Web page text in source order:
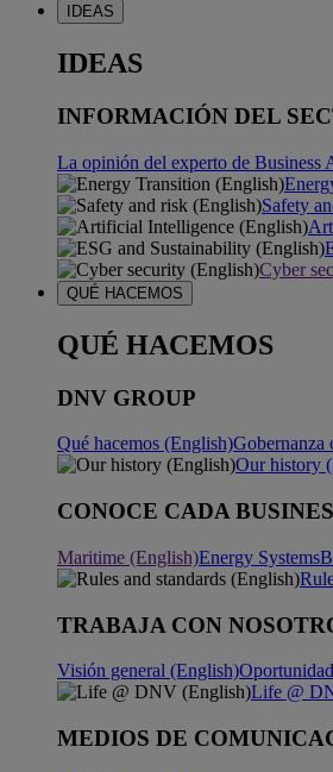
IDEAS
IDEAS
INFORMACIÓN DEL
La opinión del experto de Business
Safety
Cyber
QUÉ HACEMOS
QUÉ HACEMOS
DNV GROUP
Qué hacemos (English)Gobernanza
Our history
CONOCE CADA
Maritime (English)Energy Systems
TRABAJA CON
Visión general (English)
Life @
MEDIOS DE